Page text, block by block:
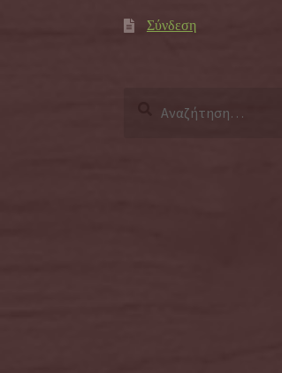
Σύνδεση